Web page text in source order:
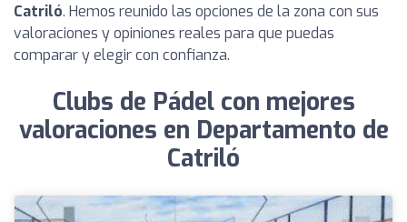
Catriló. Hemos reunido las opciones de la zona con sus
valoraciones y opiniones reales para que puedas
comparar y elegir con confianza.
Clubs de Pádel con mejores
valoraciones en Departamento de
Catriló